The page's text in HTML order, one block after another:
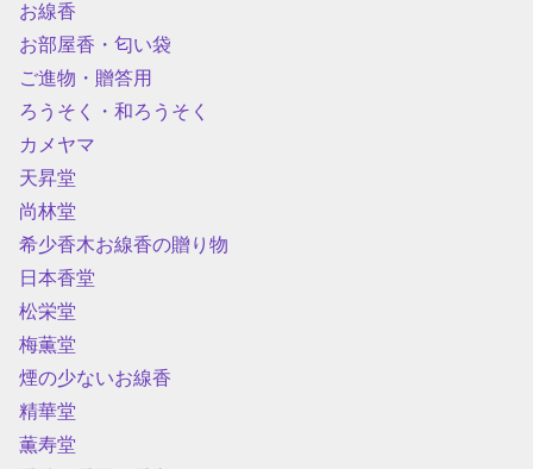
お線香
お部屋香・匂い袋
ご進物・贈答用
ろうそく・和ろうそく
カメヤマ
天昇堂
尚林堂
希少香木お線香の贈り物
日本香堂
松栄堂
梅薫堂
煙の少ないお線香
精華堂
薫寿堂